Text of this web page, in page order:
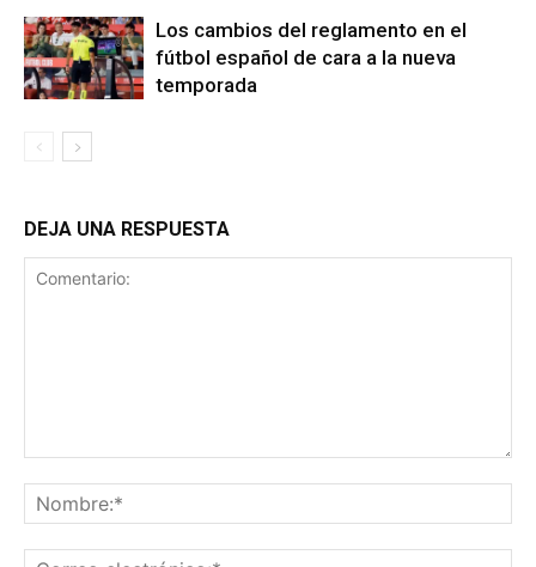
Los cambios del reglamento en el
fútbol español de cara a la nueva
temporada
DEJA UNA RESPUESTA